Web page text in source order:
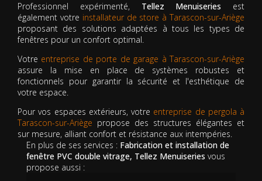
Professionnel expérimenté, Tellez Menuiseries est
également votre installateur de store à Tarascon-sur-Ariège
proposant des solutions adaptées à tous les types de
fenêtres pour un confort optimal.
Votre entreprise de porte de garage à Tarascon-sur-Ariège
assure la mise en place de systèmes robustes et
fonctionnels pour garantir la sécurité et l'esthétique de
votre espace.
Pour vos espaces extérieurs, votre entreprise de pergola à
Tarascon-sur-Ariège propose des structures élégantes et
sur mesure, alliant confort et résistance aux intempéries.
En plus de ses services : Fabrication et installation de
fenêtre PVC double vitrage, Tellez Menuiseries vous
propose aussi :